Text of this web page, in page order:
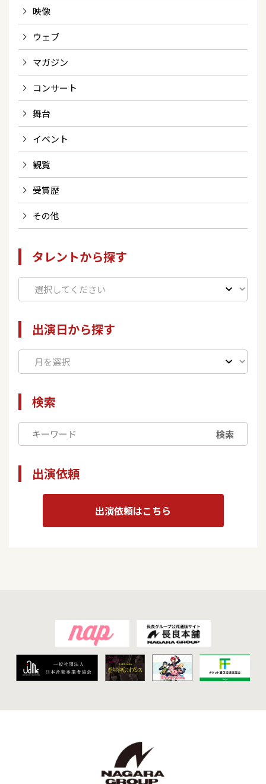
映像
ウェブ
マガジン
コンサート
舞台
イベント
観覧
受賞歴
その他
タレントから探す
出演日から探す
検索
検索
出演依頼
出演依頼はこちら